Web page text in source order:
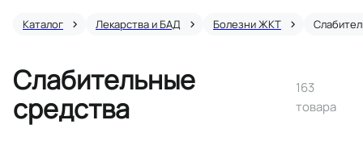
Каталог Лекарства и БАД Болезни ЖКТ
Слабительные
средства
163
товара